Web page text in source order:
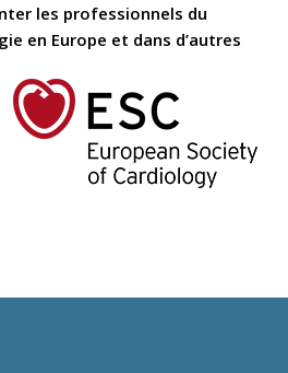
les professionnels du
en Europe et dans d’autres